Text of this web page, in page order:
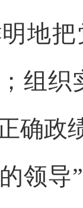
地
组织
确政
领导